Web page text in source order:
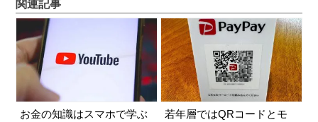
関連記事
お金の知識はスマホで学ぶ
若年層ではQRコードとモ